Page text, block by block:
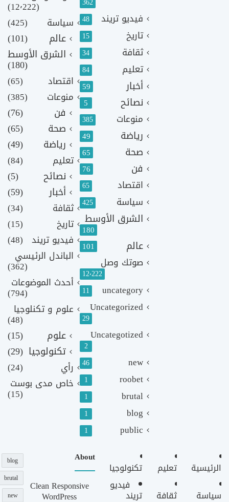
فيديو تريند 48
تاريخ 15
ثقافة 34
تعليم 84
أخبار 59
نصائح 5
منوعات 385
رياضة 49
صحة 65
فن 76
اقتصاد 65
سياسة 425
الشرق الأوسط
180
عالم 101
صوتك وصل
12٬222
uncategory
11
Uncategorized
29
Uncategotized
2
new
46
roobet
1
brutal
1
blog
1
public
1
(12٬222)
سياسة
(425)
عالم
(101)
الشرق الأوسط
(180)
اقتصاد
(65)
منوعات
(385)
فن
(76)
صحة
(65)
رياضة
(49)
تعليم (84)
نصائح
(5)
أخبار
(59)
ثقافة
(34)
تاريخ
(15)
فيديو تريند (48)
الباندل الرئيسي
(362)
أحدث الموضوعات
(794)
علوم و تكنلوجيا
(48)
علوم
(15)
تكنولوجيا (29)
رأي
(24)
خاص مدى بوست
(15)
الرئيسية
سياسة
تعليم
ثقافة
تكنولوجيا
فيديو
تريند
About
Clean Responsive
WordPress
blog
brutal
new